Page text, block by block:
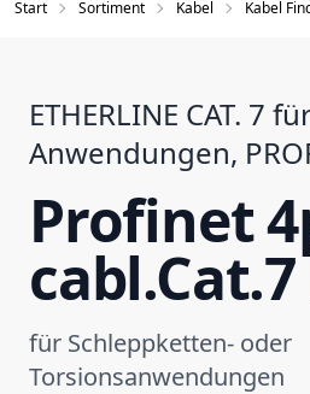
Start Sortiment Kabel Kabel
ETHERLINE CAT. 7
Anwendungen,
Profinet
cabl.Cat.7
für Schleppketten- oder
Torsionsanwendungen